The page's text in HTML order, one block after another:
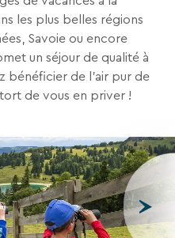
les plus belles régions
Savoie ou encore
un séjour de qualité à
bénéficier de l’air pur de
de vous en priver !